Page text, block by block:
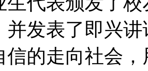
并发表了即兴
信的走向社会